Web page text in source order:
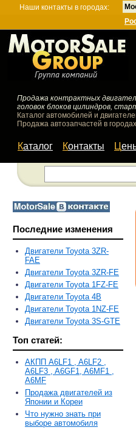
Наши контакты в городах:
Продажа контрактных
головок блоков цилиндров,
Каталог автомобилей и
Продажа автозапчастей в
Каталог Контакты
Последние изменения
Двигатели Toyota 3ZR-
FAE
Двигатели Toyota 3ZR-FE
Двигатели Toyota 1FZ-FE
Двигатели Toyota 4B
Двигатели Toyota 1NZ-FE
Двигатели Toyota 3S-GTE
Топ статей:
АКПП A6LF1 , A6LF2 ,
A6LF3 , A6GF1, A6MF1 ,
A6MF
Продажа двигателей из
Японии и Кореи
Что нужно знать при
выборе автомобиля